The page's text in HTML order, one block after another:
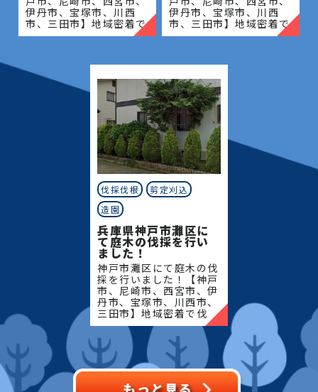
伊丹市、宝塚市、川西
市、三田市】地域密着で
伐採・抜根・剪定・草刈
当社にご相談ください！
当社
伊丹市、宝塚市、川西
市、三田市】地域密着で
伐採・抜根・剪定・草刈
当社にご相談ください！
当社
伐採伐根
剪定刈込
造園
兵庫県神戸市灘区に
て庭木の伐採を行い
ました！
神戸市灘区にて庭木の伐
採を行いました！【神戸
市、尼崎市、西宮市、伊
丹市、宝塚市、川西市、
三田市】地域密着で伐
採・抜根・剪定・草刈り
などのお庭のこと、造
園・植木屋をお探しなら
当社にご相談ください！
当社で